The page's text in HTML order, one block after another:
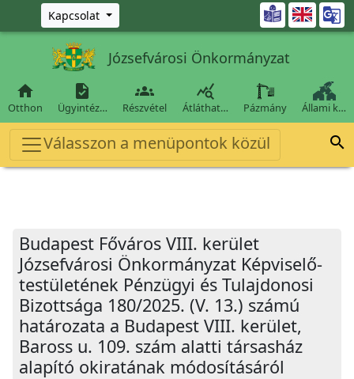
Ugrás a fő tartalomra
Kapcsolat 
Józsefvárosi Önkormányzat

Otthon

Ügyintéz…

Részvétel

Átláthat… Pázmány Állami k…
Válasszon a menüpontok közül 
Budapest Főváros VIII. kerület
Józsefvárosi Önkormányzat Képviselő-
testületének Pénzügyi és Tulajdonosi
Bizottsága 180/2025. (V. 13.) számú
határozata a Budapest VIII. kerület,
Baross u. 109. szám alatti társasház
alapító okiratának módosításáról